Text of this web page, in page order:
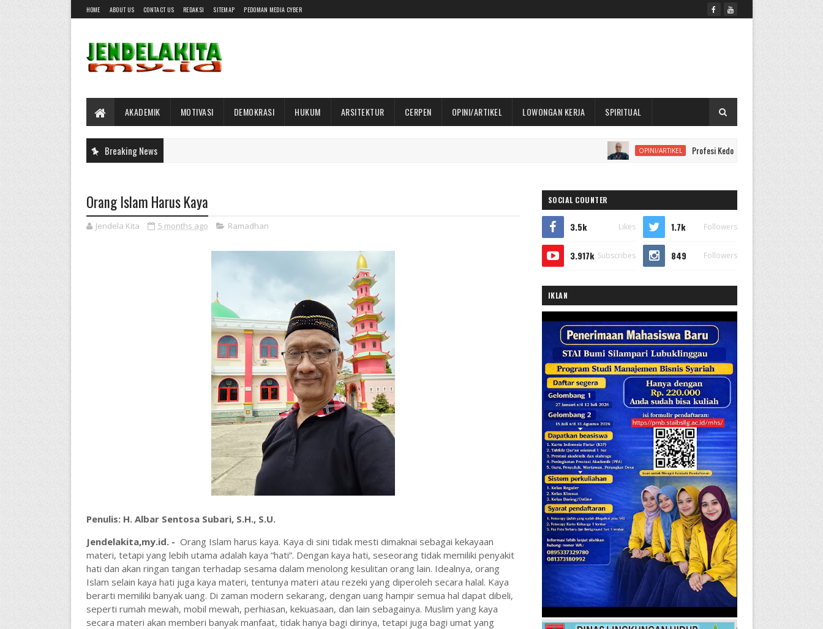
HOME ABOUT US CONTACT US REDAKSI SITEMAP PEDOMAN MEDIA CYBER
AKADEMIK MOTIVASI DEMOKRASI HUKUM ARSITEKTUR CERPEN OPINI/ARTIKEL LOWONGAN KERJA SPIRITUAL
Breaking News OPINI/ARTIKEL Profesi Kedokteran Perlu Mempelajari Kontruksi
Orang Islam Harus Kaya
Jendela Kita 5 months ago Ramadhan
Penulis: H. Albar Sentosa Subari, S.H., S.U.
Jendelakita,my.id. - Orang Islam harus kaya. Kaya di sini tidak mesti dimaknai sebagai kekayaan
materi, tetapi yang lebih utama adalah kaya “hati”. Dengan kaya hati, seseorang tidak memiliki penyakit
hati dan akan ringan tangan terhadap sesama dalam menolong kesulitan orang lain. Idealnya, orang
Islam selain kaya hati juga kaya materi, tentunya materi atau rezeki yang diperoleh secara halal. Kaya
berarti memiliki banyak uang. Di zaman modern sekarang, dengan uang hampir semua hal dapat dibeli,
seperti rumah mewah, mobil mewah, perhiasan, kekuasaan, dan lain sebagainya. Muslim yang kaya
secara materi akan memberi banyak manfaat, tidak hanya bagi dirinya, tetapi juga bagi umat yang
SOCIAL COUNTER
3.5k Likes 1.7k Followers
3.917k Subscribes 849 Followers
IKLAN